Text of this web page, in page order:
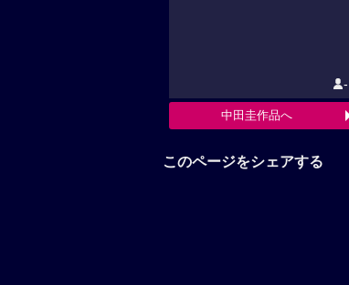
-
中田圭作品へ
このページをシェアする